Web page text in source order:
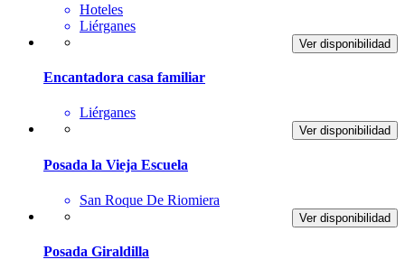
Hoteles
Liérganes
Ver disponibilidad
Encantadora casa familiar
Liérganes
Ver disponibilidad
Posada la Vieja Escuela
San Roque De Riomiera
Ver disponibilidad
Posada Giraldilla